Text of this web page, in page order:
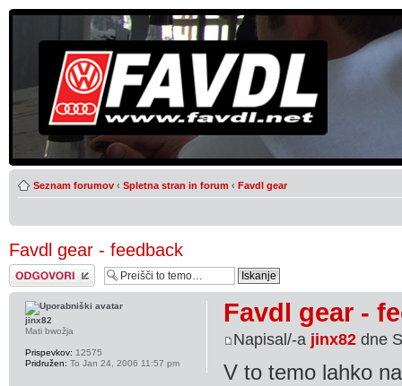
Seznam forumov ‹ Spletna stran in forum ‹ Favdl gear
Favdl gear - feedback
Napiši odgovor
Favdl gear -
Napisal/-a jinx82 dne
V to temo lahko
jinx82
Mati bwožja
Prispevkov: 12575
Pridružen: To Jan 24, 2006 11:57 pm